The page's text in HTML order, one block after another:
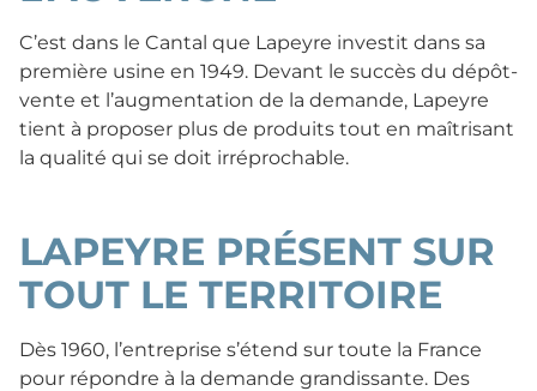
C’est dans le Cantal que Lapeyre investit dans sa
première usine en 1949. Devant le succès du dépôt-
vente et l’augmentation de la demande, Lapeyre
tient à proposer plus de produits tout en maîtrisant
la qualité qui se doit irréprochable.
LAPEYRE PRÉSENT SUR
TOUT LE TERRITOIRE
Dès 1960, l’entreprise s’étend sur toute la France
pour répondre à la demande grandissante. Des